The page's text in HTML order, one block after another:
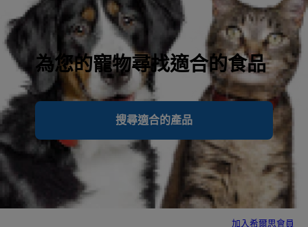
為您的寵物尋找適合的食品
搜尋適合的產品
加入希爾思會員